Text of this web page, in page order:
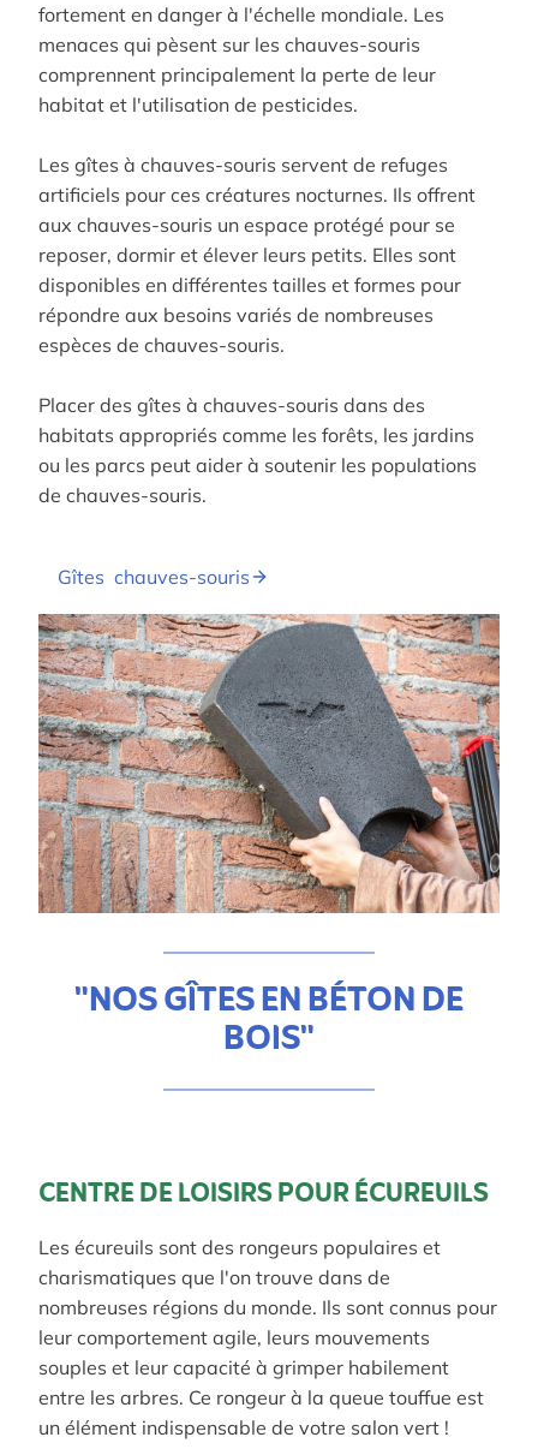
fortement en danger à l'échelle mondiale. Les
menaces qui pèsent sur les chauves-souris
comprennent principalement la perte de leur
habitat et l'utilisation de pesticides.
Les gîtes à chauves-souris servent de refuges
artificiels pour ces créatures nocturnes. Ils offrent
aux chauves-souris un espace protégé pour se
reposer, dormir et élever leurs petits. Elles sont
disponibles en différentes tailles et formes pour
répondre aux besoins variés de nombreuses
espèces de chauves-souris.
Placer des gîtes à chauves-souris dans des
habitats appropriés comme les forêts, les jardins
ou les parcs peut aider à soutenir les populations
de chauves-souris.
Gîtes chauves-souris
"NOS GÎTES EN BÉTON DE
BOIS"
CENTRE DE LOISIRS POUR ÉCUREUILS
Les écureuils sont des rongeurs populaires et
charismatiques que l'on trouve dans de
nombreuses régions du monde. Ils sont connus pour
leur comportement agile, leurs mouvements
souples et leur capacité à grimper habilement
entre les arbres. Ce rongeur à la queue touffue est
un élément indispensable de votre salon vert !